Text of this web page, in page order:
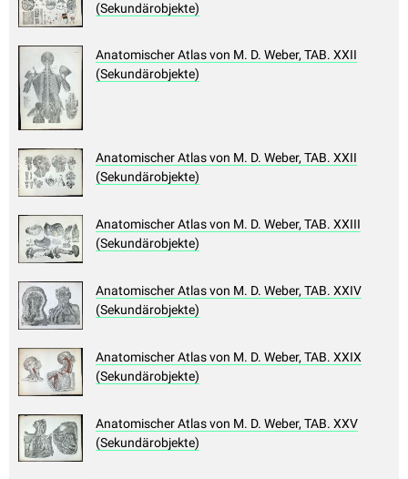
(Sekundärobjekte)
Anatomischer Atlas von M. D. Weber, TAB. XXII
(Sekundärobjekte)
Anatomischer Atlas von M. D. Weber, TAB. XXII
(Sekundärobjekte)
Anatomischer Atlas von M. D. Weber, TAB. XXIII
(Sekundärobjekte)
Anatomischer Atlas von M. D. Weber, TAB. XXIV
(Sekundärobjekte)
Anatomischer Atlas von M. D. Weber, TAB. XXIX
(Sekundärobjekte)
Anatomischer Atlas von M. D. Weber, TAB. XXV
(Sekundärobjekte)